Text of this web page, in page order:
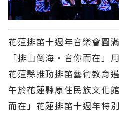
花蓮排笛十週年音樂會圓
「排山倒海・音你而在」
花蓮縣推動排笛藝術教育
午於花蓮縣原住民族文化
而在」花蓮排笛十週年特